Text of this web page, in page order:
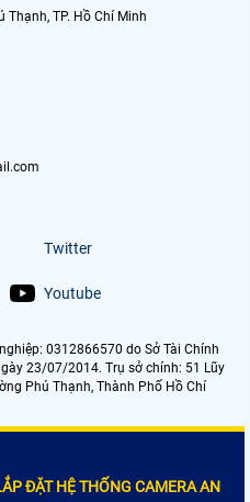
Thạnh, TP. Hồ Chí Minh
Twitter
Youtube
0312866570 do Sở Tài Chính
23/07/2014. Trụ sở chính: 51 Lũy
Phú Thạnh, Thành Phố Hồ Chí
ĐẶT HỆ THỐNG CAMERA AN